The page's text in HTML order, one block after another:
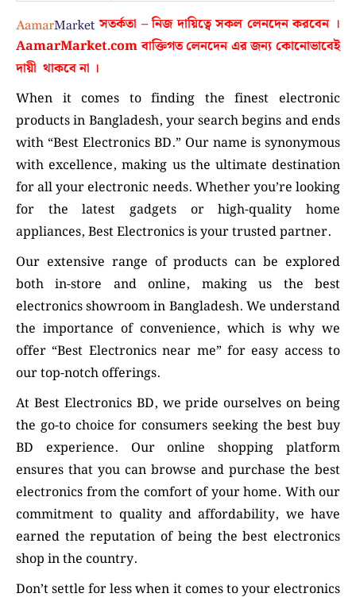
সতর্কতা – নিজ দায়িত্বে সকল লেনদেন করবেন ।
AamarMarket.comবাক্তিগত লেনদেন এর জন্য কোনোভাবেই
দায়ী থাকবে না ।
When it comes to finding the finest electronic
products in Bangladesh, your search begins and ends
with “Best Electronics BD.” Our name is synonymous
with excellence, making us the ultimate destination
for all your electronic needs. Whether you’re looking
for the latest gadgets or high-quality home
appliances, Best Electronics is your trusted partner.
Our extensive range of products can be explored
both in-store and online, making us the best
electronics showroom in Bangladesh. We understand
the importance of convenience, which is why we
offer “Best Electronics near me” for easy access to
our top-notch offerings.
At Best Electronics BD, we pride ourselves on being
the go-to choice for consumers seeking the best buy
BD experience. Our online shopping platform
ensures that you can browse and purchase the best
electronics from the comfort of your home. With our
commitment to quality and affordability, we have
earned the reputation of being the best electronics
shop in the country.
Don’t settle for less when it comes to your electronics